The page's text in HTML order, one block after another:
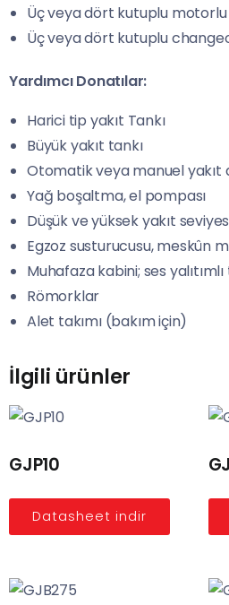
Üç veya dört kutuplu motorlu
Üç veya dört kutuplu
Yardımcı Donatılar:
Harici tip yakıt Tankı
Büyük yakıt tankı
Otomatik veya manuel yakıt
Yağ boşaltma, el pompası
Düşük ve yüksek yakıt
Egzoz susturucusu, meskûn
Muhafaza kabini; ses
Römorklar
Alet takımı (bakım için)
İlgili ürünler
GJP10
Datasheet indir